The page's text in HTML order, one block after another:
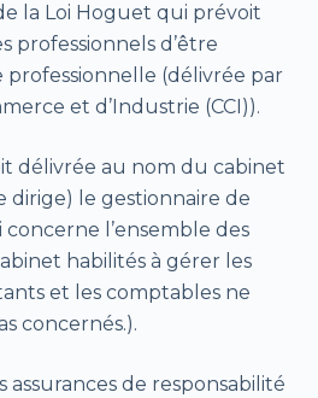
la Loi Hoguet qui prévoit
professionnels d’être
professionnelle (délivrée par
et d’Industrie (CCI)).
délivrée au nom du cabinet
dirige) le gestionnaire de
l’ensemble des
habilités à gérer les
et les comptables ne
concernés.).
assurances de responsabilité